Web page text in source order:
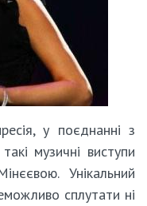
у поєднанні з
музичні виступи
Унікальний
сплутати ні